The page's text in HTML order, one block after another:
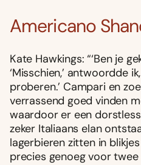
Americano
Kate Hawkings: “‘Ben je
‘Misschien,’ antwoordde
proberen.’ Campari en
verrassend goed vinden
waardoor er een
zeker Italiaans elan
lagerbieren zitten in
precies genoeg voor twee